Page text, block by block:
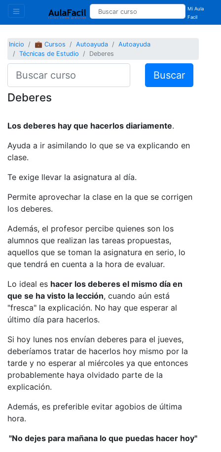
Mi Aula
Facil
Inicio 💼 Cursos Autoayuda
Autoayuda
Técnicas de Estudio
Deberes
Buscar
Deberes
Los deberes hay que hacerlos diariamente.
Ayuda a ir asimilando lo que se va explicando en
clase.
Te exige llevar la asignatura al día.
Permite aprovechar la clase en la que se corrigen
los deberes.
Además, el profesor percibe quienes son los
alumnos que realizan las tareas propuestas,
aquellos que se toman la asignatura en serio, lo
que tendrá en cuenta a la hora de evaluar.
Lo ideal es hacer los deberes el mismo día en
que se ha visto la lección, cuando aún está
"fresca" la explicación. No hay que esperar al
último día para hacerlos.
Si hoy lunes nos envían deberes para el jueves,
deberíamos tratar de hacerlos hoy mismo por la
tarde y no esperar al miércoles ya que entonces
probablemente haya olvidado parte de la
explicación.
Además, es preferible evitar agobios de última
hora.
"No dejes para mañana lo que puedas hacer hoy"